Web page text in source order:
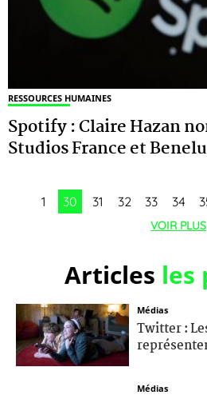
RESSOURCES HUMAINES
Spotify : Claire Hazan
Studios France et
1 30 31 32 33 34
VOIR PLUS
Articles les
Médias
Twitter :
Médias